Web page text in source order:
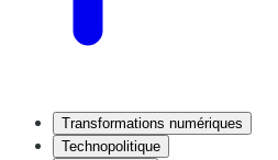
Transformations numériques
Technopolitique